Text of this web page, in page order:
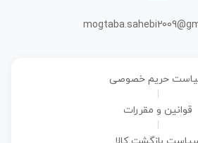
حریم خصوصی
قوانین و مقررات